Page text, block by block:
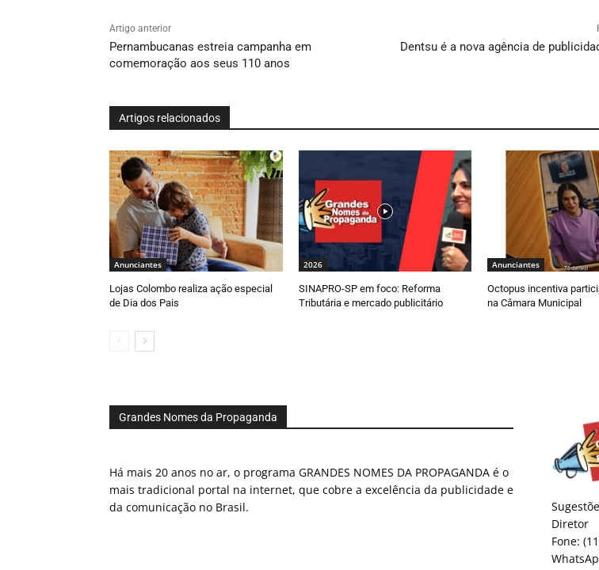
Artigo anterior
Pernambucanas estreia campanha em
comemoração aos seus 110 anos
Dentsu é a nova agência de
Artigos relacionados
Anunciantes
Lojas Colombo realiza ação especial
de Dia dos Pais
2026
SINAPRO-SP em foco: Reforma
Tributária e mercado publicitário
Anunciantes
Octopus incentiva
na Câmara Municipal
Grandes Nomes da Propaganda
Há mais 20 anos no ar, o programa GRANDES NOMES DA PROPAGANDA é o
mais tradicional portal na internet, que cobre a excelência da publicidade e
da comunicação no Brasil.
Diretor
Fone: